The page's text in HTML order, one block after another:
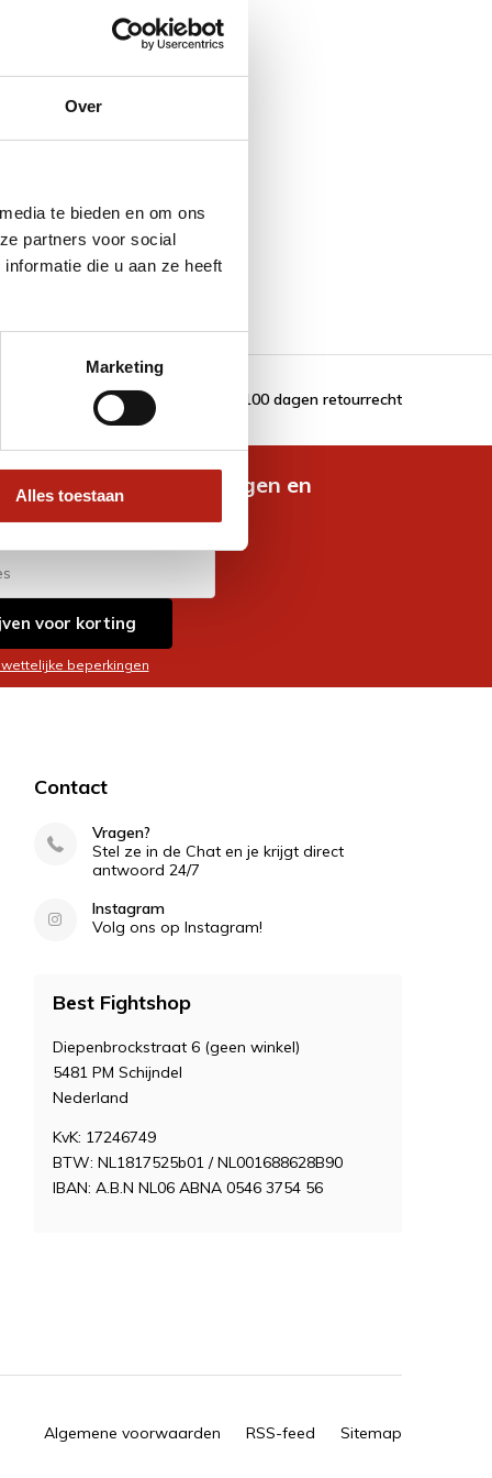
Over
te bieden en om ons
partners voor social
die u aan ze heeft
Marketing
Alles toestaan
100 dagen retourrecht
nieuwste aanbiedingen en
voor korting
beperkingen
Contact
Vragen?
Stel ze in de Chat en je krijgt direct
antwoord 24/7
Instagram
Volg ons op Instagram!
Best Fightshop
Diepenbrockstraat 6 (geen winkel)
5481 PM Schijndel
Nederland
KvK: 17246749
BTW: NL1817525b01 / NL001688628B90
IBAN: A.B.N NL06 ABNA 0546 3754 56
Algemene voorwaarden RSS-feed Sitemap